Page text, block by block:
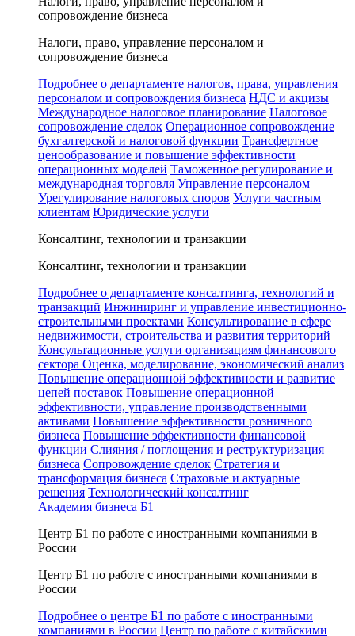
сопровождение бизнеса
Налоги, право, управление персоналом и
сопровождение бизнеса
Подробнее о департаменте налогов, права, управления
персоналом и сопровождения бизнеса НДС и акцизы
Международное налоговое планирование Налоговое
сопровождение сделок Операционное сопровождение
бухгалтерской и налоговой функции Трансфертное
ценообразование и повышение эффективности
операционных моделей Таможенное регулирование и
международная торговля Управление персоналом
Урегулирование налоговых споров Услуги частным
клиентам Юридические услуги
Консалтинг, технологии и транзакции
Консалтинг, технологии и транзакции
Подробнее о департаменте консалтинга, технологий и
транзакций Инжиниринг и управление инвестиционно-
строительными проектами Консультирование в сфере
недвижимости, строительства и развития территорий
Консультационные услуги организациям финансового
сектора Оценка, моделирование, экономический анализ
Повышение операционной эффективности и развитие
цепей поставок Повышение операционной
эффективности, управление производственными
активами Повышение эффективности розничного
бизнеса Повышение эффективности финансовой
функции Слияния / поглощения и реструктуризация
бизнеса Сопровождение сделок Стратегия и
трансформация бизнеса Страховые и актуарные
решения Технологический консалтинг
Академия бизнеса Б1
Центр Б1 по работе с иностранными компаниями в
России
Центр Б1 по работе с иностранными компаниями в
России
Подробнее о центре Б1 по работе с иностранными
компаниями в России Центр по работе с китайскими